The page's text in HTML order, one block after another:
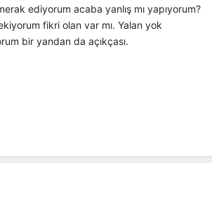
ediyorum acaba yanlış mı yapıyorum?
fikri olan var mı. Yalan yok
bir yandan da açıkçası.